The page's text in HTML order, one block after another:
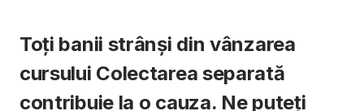
Toți banii strânși din vânzarea
cursului Colectarea separată
contribuie la o cauza. Ne puteți